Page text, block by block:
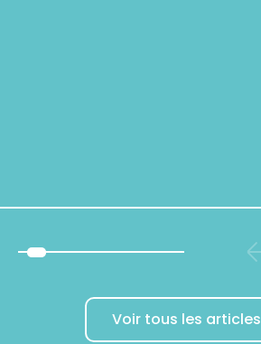
Voir tous les articles